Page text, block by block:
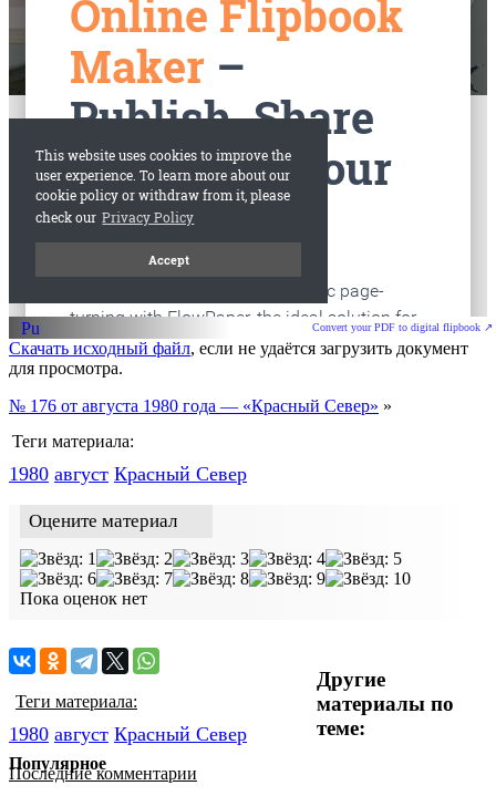
старые газеты
Convert your PDF to digital flipbook ↗
Скачать исходный файл, если не удаётся загрузить документ
для просмотра.
№ 176 от августа 1980 года — «Красный Север» »
Теги материала:
1980 август Красный Cевер
Оцените материал
Пока оценок нет
Другие
материалы по
теме:
Теги материала:
1980 август Красный Cевер
Последние комментарии
Популярное